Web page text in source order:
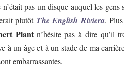
pas un disque auquel les
plutôt The English Riviera.
Plantn’hésite pas à dire qu’il
à un âge et à un stade de ma
embarrassantes.